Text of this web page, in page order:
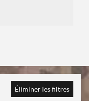
Éliminer les filtres